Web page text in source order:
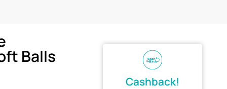
Balls
Cashback!